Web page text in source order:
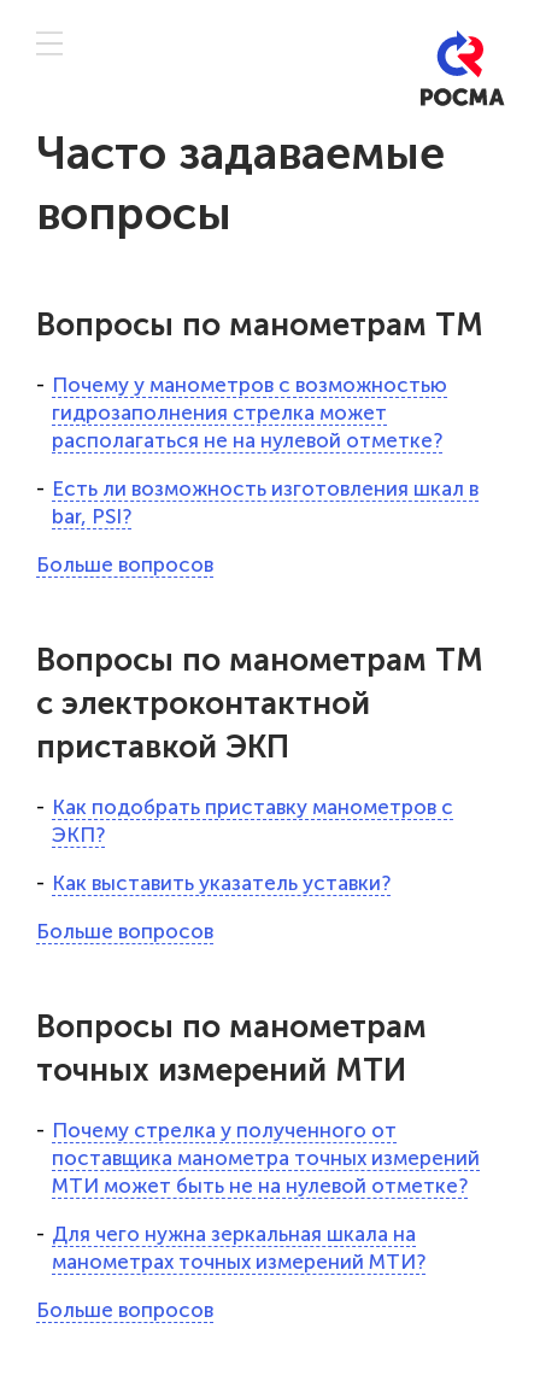
Часто задаваемые
вопросы
Вопросы по манометрам ТМ
Почему у манометров с возможностью
гидрозаполнения стрелка может
располагаться не на нулевой отметке?
Есть ли возможность изготовления шкал в
bar, PSI?
Больше вопросов
Вопросы по манометрам ТМ
с электроконтактной
приставкой ЭКП
Как подобрать приставку манометров с
ЭКП?
Как выставить указатель уставки?
Больше вопросов
Вопросы по манометрам
точных измерений МТИ
Почему стрелка у полученного от
поставщика манометра точных измерений
МТИ может быть не на нулевой отметке?
Для чего нужна зеркальная шкала на
манометрах точных измерений МТИ?
Больше вопросов